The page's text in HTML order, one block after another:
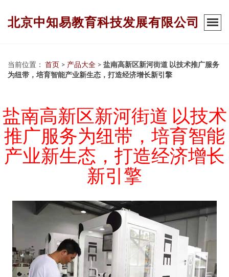
北京中知易教育科技发展有限公司
当前位置： 首页 > 产品大全 > 盐南高新区新河街道 以技术推广服务
为纽带，培育智能产业新生态，打造经济增长新引擎
盐南高新区新河街道 以技术
推广服务为纽带，培育智能
产业新生态，打造经济增长
新引擎